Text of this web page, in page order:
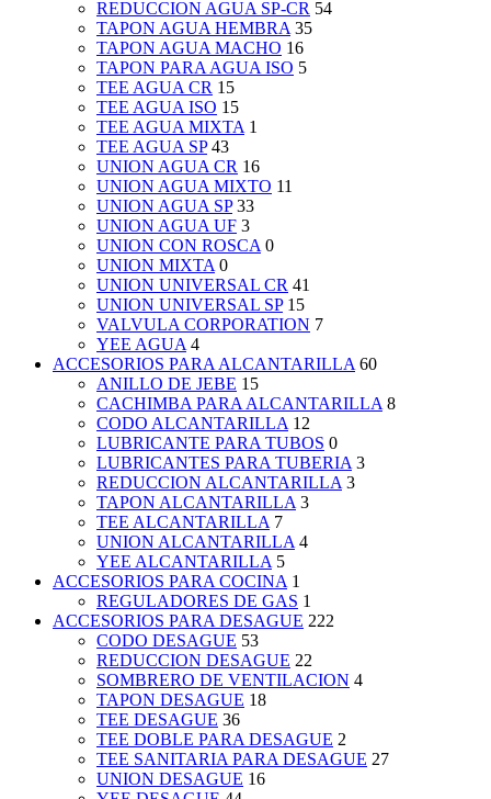
REDUCCION AGUA SP-CR 54
TAPON AGUA HEMBRA 35
TAPON AGUA MACHO 16
TAPON PARA AGUA ISO 5
TEE AGUA CR 15
TEE AGUA ISO 15
TEE AGUA MIXTA 1
TEE AGUA SP 43
UNION AGUA CR 16
UNION AGUA MIXTO 11
UNION AGUA SP 33
UNION AGUA UF 3
UNION CON ROSCA 0
UNION MIXTA 0
UNION UNIVERSAL CR 41
UNION UNIVERSAL SP 15
VALVULA CORPORATION 7
YEE AGUA 4
ACCESORIOS PARA ALCANTARILLA 60
ANILLO DE JEBE 15
CACHIMBA PARA ALCANTARILLA 8
CODO ALCANTARILLA 12
LUBRICANTE PARA TUBOS 0
LUBRICANTES PARA TUBERIA 3
REDUCCION ALCANTARILLA 3
TAPON ALCANTARILLA 3
TEE ALCANTARILLA 7
UNION ALCANTARILLA 4
YEE ALCANTARILLA 5
ACCESORIOS PARA COCINA 1
REGULADORES DE GAS 1
ACCESORIOS PARA DESAGUE 222
CODO DESAGUE 53
REDUCCION DESAGUE 22
SOMBRERO DE VENTILACION 4
TAPON DESAGUE 18
TEE DESAGUE 36
TEE DOBLE PARA DESAGUE 2
TEE SANITARIA PARA DESAGUE 27
UNION DESAGUE 16